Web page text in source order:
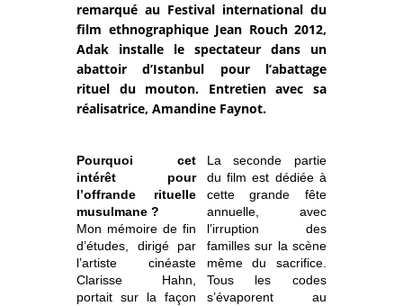
remarqué au Festival international du
film ethnographique Jean Rouch 2012,
Adak installe le spectateur dans un
abattoir d’Istanbul pour l’abattage
rituel du mouton. Entretien avec sa
réalisatrice, Amandine Faynot.
Pourquoi cet
intérêt pour
l’offrande rituelle
musulmane ?
Mon mémoire de fin
d’études, dirigé par
l’artiste cinéaste
Clarisse Hahn,
portait sur la façon
La seconde partie
du film est dédiée à
cette grande fête
annuelle, avec
l’irruption des
familles sur la scène
même du sacrifice.
Tous les codes
s’évaporent au